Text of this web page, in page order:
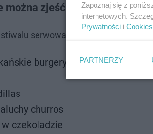
można zjeść na Food Truck
serwowane będą między innymi:
burgery
churros
czekoladzie
Zapoznaj się z
internetowych.
Prywatności i Cookies
PARTNERZY